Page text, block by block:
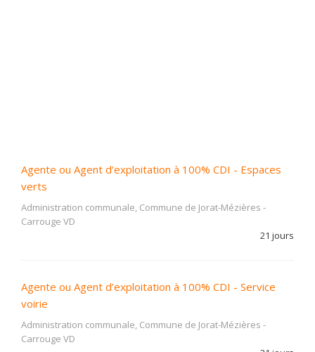
Agente ou Agent d’exploitation à 100% CDI - Espaces
verts
Administration communale, Commune de Jorat-Mézières -
Carrouge VD
21 jours
Agente ou Agent d’exploitation à 100% CDI - Service
voirie
Administration communale, Commune de Jorat-Mézières -
Carrouge VD